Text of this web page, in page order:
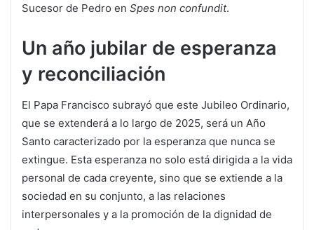
Sucesor de Pedro en Spes non confundit.
Un año jubilar de esperanza
y reconciliación
El Papa Francisco subrayó que este Jubileo Ordinario,
que se extenderá a lo largo de 2025, será un Año
Santo caracterizado por la esperanza que nunca se
extingue. Esta esperanza no solo está dirigida a la vida
personal de cada creyente, sino que se extiende a la
sociedad en su conjunto, a las relaciones
interpersonales y a la promoción de la dignidad de